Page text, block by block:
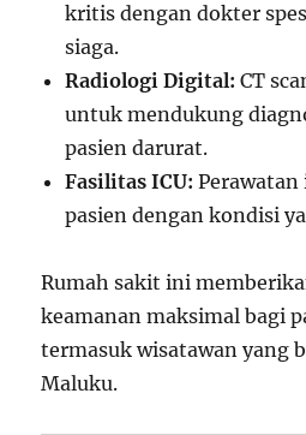
kritis dengan dokter
siaga.
Radiologi Digital: CT
untuk mendukung
pasien darurat.
Fasilitas ICU:
pasien dengan kondisi
Rumah sakit ini
keamanan maksimal bagi
termasuk wisatawan yang
Maluku.